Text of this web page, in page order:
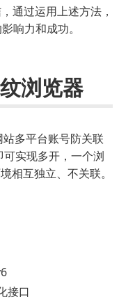
通过运用上述方法，
响力和成功。
浏览器
多平台账号防关联
实现多开，一个浏
相互独立、不关联。
接口